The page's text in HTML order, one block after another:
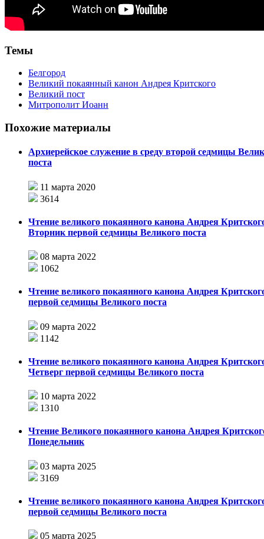
Темы
Белгород
Великий покаянный канон Андрея Критского
Великий пост
Митрополит Иоанн
Похожие материалы
Архиерейское служение в среду второй седмицы
поста
11 марта 2020
3614
Чтение великого покаянного канона Андрея
Вторник первой седмицы Великого поста
08 марта 2022
1062
Чтение великого покаянного канона Андрея
первой седмицы Великого поста
09 марта 2022
1142
Чтение великого покаянного канона Андрея
Четверг первой седмицы Великого поста
10 марта 2022
1310
Чтение Великого покаянного канона Андрея
Понедельник
03 марта 2025
3169
Чтение великого покаянного канона Андрея
первой седмицы Великого поста
05 марта 2025